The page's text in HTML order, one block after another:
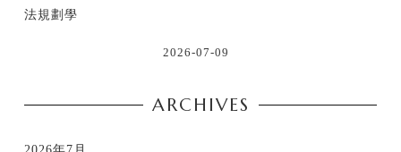
法規劃學
2026-07-09
ARCHIVES
2026年7月